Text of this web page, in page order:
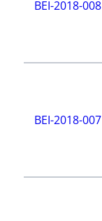
BEI-2018-008
BEI-2018-007